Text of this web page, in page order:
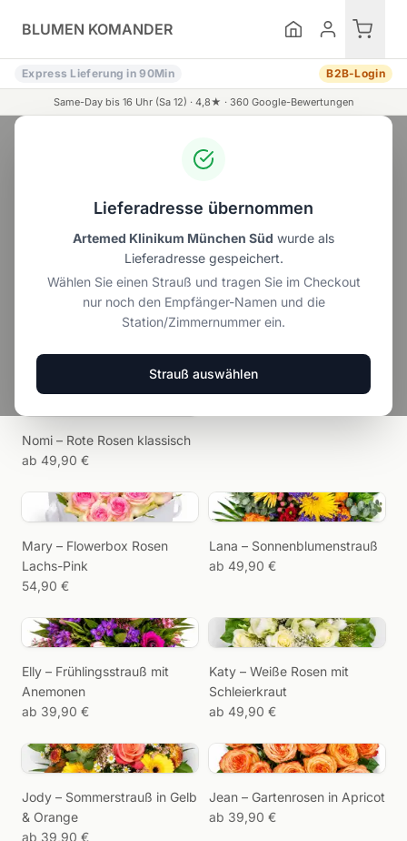
BLUMEN KOMANDER
Express Lieferung in 90Min B2B-Login
Same-Day bis 16 Uhr (Sa 12) · 4,8★ · 360Google-Bewertungen
Lieferadresse übernommen
Artemed Klinikum München Süd wurde als
Lieferadresse gespeichert.
Wählen Sie einen Strauß und tragen Sie im Checkout
nur noch den Empfänger-Namen und die
Station/Zimmernummer ein.
Strauß auswählen
Unser Angebot Alle Blumen Rosensträuße
Kate
Sommerblumen entdecken →
Nomi – Rote Rosen klassisch
ab 49,90 €
Wir erinnern,
Wunschdaten speichern
und wir erinnern Sie
Blumengrüße.
Mary – Flowerbox Rosen
Lachs-Pink
54,90 €
Lana – Sonnenblumenstrauß
ab 49,90 €
Elly – Frühlingsstrauß mit
Anemonen
ab 39,90 €
Katy – Weiße Rosen mit
Schleierkraut
ab 49,90 €
Jody – Sommerstrauß in Gelb
& Orange
ab 39,90 €
Jean – Gartenrosen in Apricot
ab 39,90 €